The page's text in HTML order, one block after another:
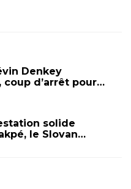
Denkey
coup d’arrêt pour…
solide
le Slovan…